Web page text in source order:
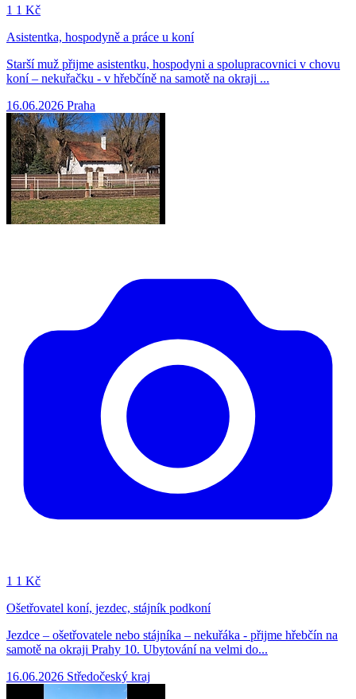
1 1 Kč
Asistentka, hospodyně a práce u koní
Starší muž přijme asistentku, hospodyni a spolupracovnici v chovu
koní – nekuřačku - v hřebčíně na samotě na okraji ...
16.06.2026 Praha
1 1 Kč
Ošetřovatel koní, jezdec, stájník podkoní
Jezdce – ošetřovatele nebo stájníka – nekuřáka - přijme hřebčín na
samotě na okraji Prahy 10. Ubytování na velmi do...
16.06.2026 Středočeský kraj